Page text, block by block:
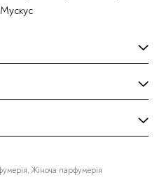
, Жіноча парфумерія